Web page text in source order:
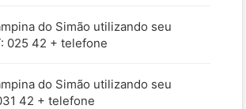
do Simão utilizando seu
025 42 + telefone
do Simão utilizando seu
42 + telefone